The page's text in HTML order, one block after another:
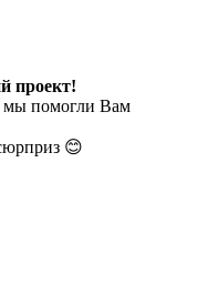
проект!
мы помогли Вам
😊